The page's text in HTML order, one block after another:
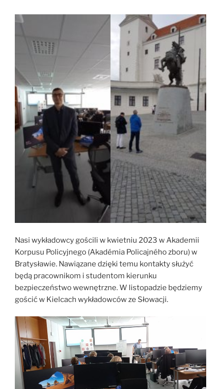
Nasi wykładowcy gościli w kwietniu 2023 w Akademii
Korpusu Policyjnego (Akadémia Policajného zboru) w
Bratysławie. Nawiązane dzięki temu kontakty służyć
będą pracownikom i studentom kierunku
bezpieczeństwo wewnętrzne. W listopadzie będziemy
gościć w Kielcach wykładowców ze Słowacji.